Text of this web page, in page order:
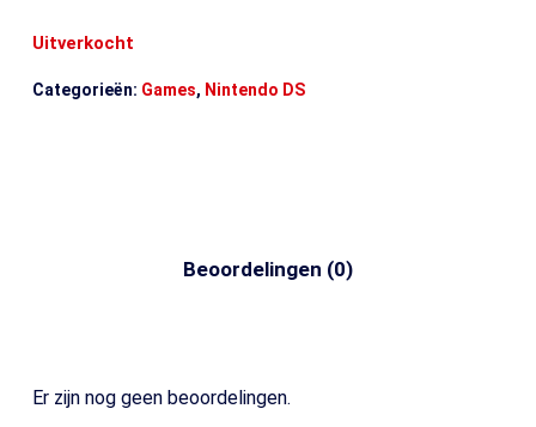
Uitverkocht
Categorieën: Games, Nintendo DS
Beoordelingen (0)
Er zijn nog geen beoordelingen.